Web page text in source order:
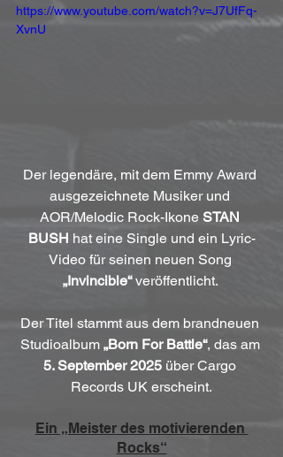
https://www.youtube.com/watch?v=J7UfFq-
XvnU
Der legendäre, mit dem Emmy Award
ausgezeichnete Musiker und
AOR/Melodic Rock-Ikone STAN
BUSH hat eine Single und ein Lyric-
Video für seinen neuen Song
„Invincible“ veröffentlicht.
Der Titel stammt aus dem brandneuen
Studioalbum „Born For Battle“, das am
5. September 2025 über Cargo
Records UK erscheint.
Ein „Meister des motivierenden
Rocks“